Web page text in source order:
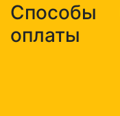
Способы
оплаты